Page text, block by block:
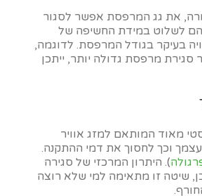
את גג המרפסת אפשר לסגור
לשלוט במידת החשיפה של
בעיקר בגודל המרפסת. לדוגמה,
מרפסת גדולה יותר, ייתכן
מאוד המותאם למזג אוויר
וכך לחסוך את דמי ההתקנה.
). היתרון המרכזי של סגירה
שיטה זו מתאימה למי שלא רוצה